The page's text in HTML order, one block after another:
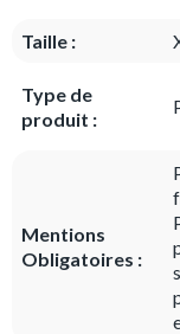
Taille :
Type de
produit :
Mentions
Obligatoires :